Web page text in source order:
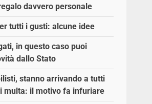
davvero personale
tutti i gusti: alcune idee
in questo caso puoi
dallo Stato
stanno arrivando a tutti
multa: il motivo fa infuriare